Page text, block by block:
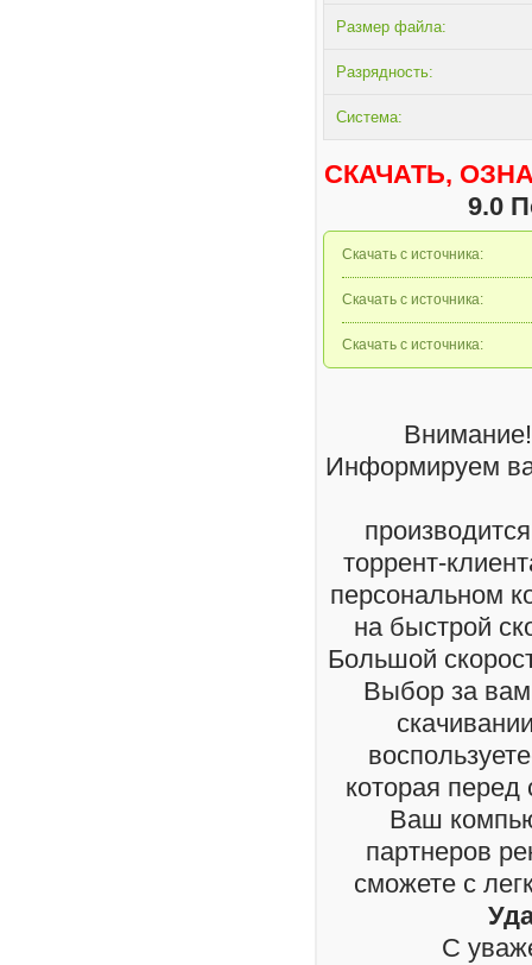
Размер файла:
Разрядность:
Система:
СКАЧАТЬ,
9.0
Скачать с источника:
Скачать с источника:
Скачать с источника:
Информируем
торрент-
персональном
на быстрой
Большой
Выбор за
которая
Ваш
партнеров
сможете с
С